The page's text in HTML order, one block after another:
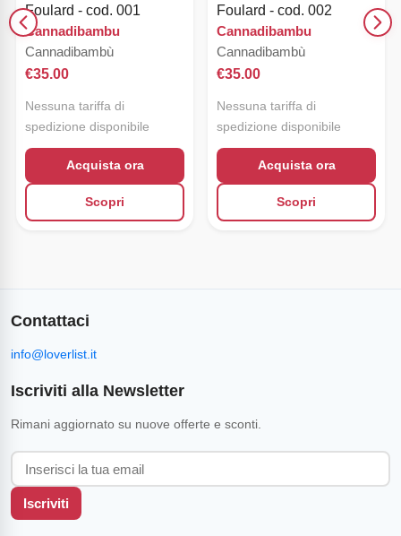
Foulard - cod. 001
Cannadibambu
Cannadibambù
€35.00
Nessuna tariffa di
spedizione disponibile
Acquista ora
Scopri
Foulard - cod. 002
Cannadibambu
Cannadibambù
€35.00
Nessuna tariffa di
spedizione disponibile
Acquista ora
Scopri
Contattaci
info@loverlist.it
Iscriviti alla Newsletter
Rimani aggiornato su nuove offerte e sconti.
Iscriviti